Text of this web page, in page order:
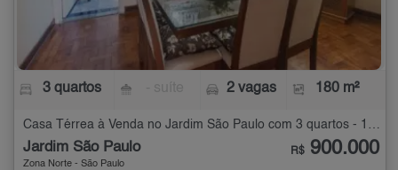
3 quartos 2 vagas 180 m²
Casa Térrea à Venda no Jardim São Paulo com 3 quartos - 180 m²
Jardim São Paulo
Zona Norte - São Paulo
R$ 900.000